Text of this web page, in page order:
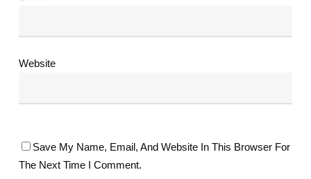
Website
Save My Name, Email, And Website In This Browser For
The Next Time I Comment.